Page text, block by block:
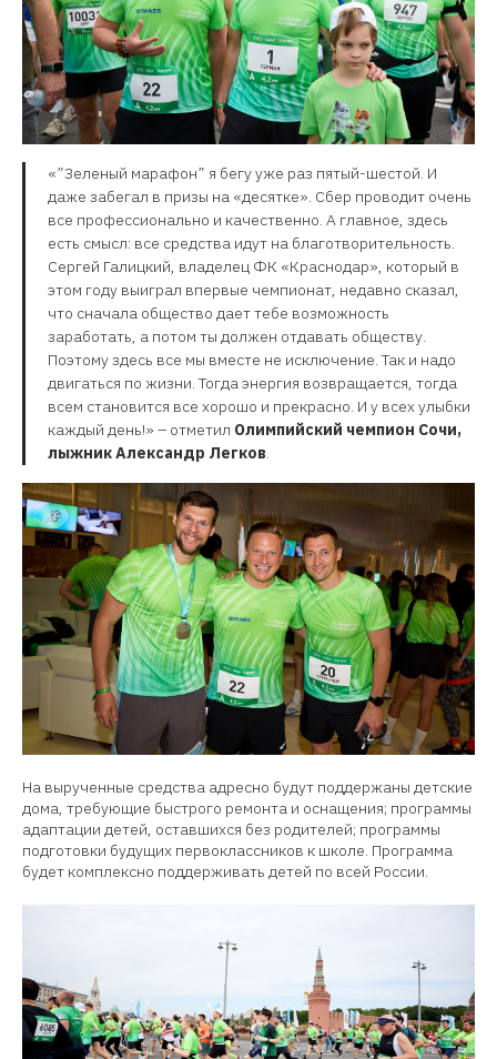
«”Зеленый марафон” я бегу уже раз пятый-шестой. И
даже забегал в призы на «десятке». Сбер проводит очень
все профессионально и качественно. А главное, здесь
есть смысл: все средства идут на благотворительность.
Сергей Галицкий, владелец ФК «Краснодар», который в
этом году выиграл впервые чемпионат, недавно сказал,
что сначала общество дает тебе возможность
заработать, а потом ты должен отдавать обществу.
Поэтому здесь все мы вместе не исключение. Так и надо
двигаться по жизни. Тогда энергия возвращается, тогда
всем становится все хорошо и прекрасно. И у всех улыбки
каждый день!» – отметил Олимпийский чемпион Сочи,
лыжник Александр Легков.
На вырученные средства адресно будут поддержаны детские
дома, требующие быстрого ремонта и оснащения; программы
адаптации детей, оставшихся без родителей; программы
подготовки будущих первоклассников к школе. Программа
будет комплексно поддерживать детей по всей России.